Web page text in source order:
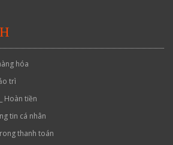
hóa
trì
Hoàn tiền
tin cá nhân
thanh toán